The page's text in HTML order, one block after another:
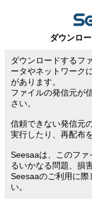
ダウンロ
ダウンロードするフ
ータやネットワーク
があります。
ファイルの発信元が
さい。
信頼できない発信元
実行したり、再配布
Seesaaは、このファ
るいかなる問題、損
Seesaaのご利用に際
い。